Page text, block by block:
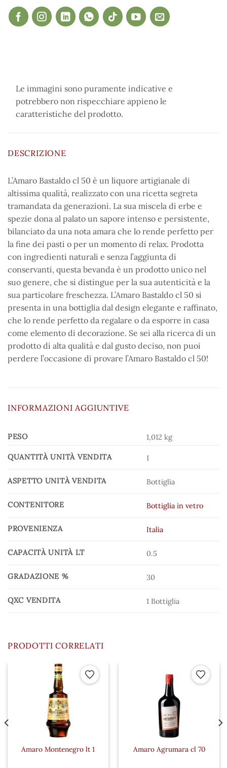
Le immagini sono puramente indicative e
potrebbero non rispecchiare appieno le
caratteristiche del prodotto.
DESCRIZIONE
L’Amaro Bastaldo cl 50 è un liquore artigianale di
altissima qualità, realizzato con una ricetta segreta
tramandata da generazioni. La sua miscela di erbe e
spezie dona al palato un sapore intenso e persistente,
bilanciato da una nota amara che lo rende perfetto per
la fine dei pasti o per un momento di relax. Prodotta
con ingredienti naturali e senza l’aggiunta di
conservanti, questa bevanda è un prodotto unico nel
suo genere, che si distingue per la sua autenticità e la
sua particolare freschezza. L’Amaro Bastaldo cl 50 si
presenta in una bottiglia dal design elegante e raffinato,
che lo rende perfetto da regalare o da esporre in casa
come elemento di decorazione. Se sei alla ricerca di un
prodotto di alta qualità e dal gusto deciso, non puoi
perdere l’occasione di provare l’Amaro Bastaldo cl 50!
INFORMAZIONI AGGIUNTIVE
PESO 1,012 kg
QUANTITÀ UNITÀ VENDITA 1
ASPETTO UNITÀ VENDITA Bottiglia
CONTENITORE Bottiglia in vetro
PROVENIENZA Italia
CAPACITÀ UNITÀ LT 0.5
GRADAZIONE % 30
QXC VENDITA 1 Bottiglia
PRODOTTI CORRELATI
Aggiungi ai preferiti
Amaro Montenegro lt 1 Amaro Agrumara cl 70